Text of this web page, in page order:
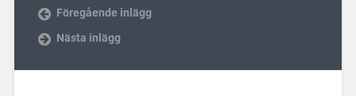
Föregående inlägg
Nästa inlägg